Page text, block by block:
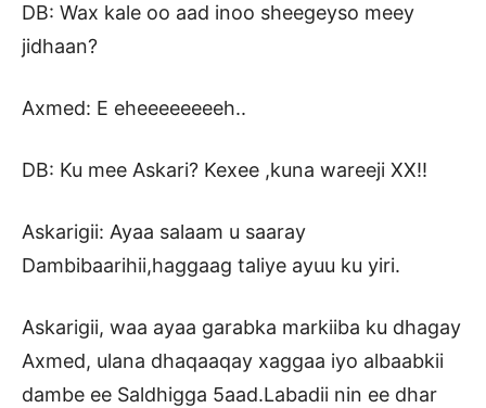
DB: Wax kale oo aad inoo sheegeyso meey
jidhaan?
Axmed: E eheeeeeeeeh..
DB: Ku mee Askari? Kexee ,kuna wareeji XX!!
Askarigii: Ayaa salaam u saaray
Dambibaarihii,haggaag taliye ayuu ku yiri.
Askarigii, waa ayaa garabka markiiba ku dhagay
Axmed, ulana dhaqaaqay xaggaa iyo albaabkii
dambe ee Saldhigga 5aad.Labadii nin ee dhar